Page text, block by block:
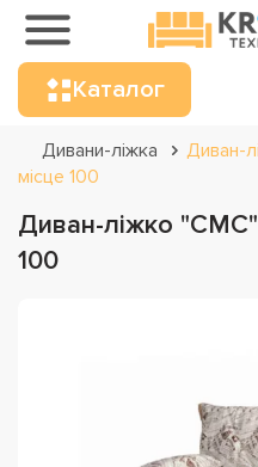
Каталог
Дивани-ліжка
Диван-
місце 100
Диван-ліжко "СМС"
100